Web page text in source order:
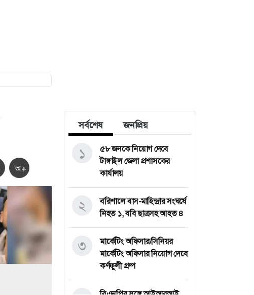
অ+
সর্বশেষ জনপ্রিয়
৫৮ জনকে নিয়োগ দেবে
টাঙ্গাইল জেলা প্রশাসকের
কার্যালয়
১
বরিশালে বাস-মাহিন্দ্রার সংঘর্ষে
নিহত ১, ববি ছাত্রসহ আহত ৪
২
মার্কেটিং অফিসার/সিনিয়র
মার্কেটিং অফিসার নিয়োগ দেবে
কর্ণফুলী গ্রুপ
৩